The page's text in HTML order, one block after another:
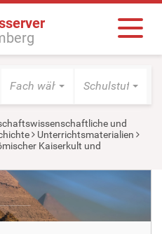
Fach wählen Schulstufe
und
Unterrichtsmaterialien
Kaiserkult und